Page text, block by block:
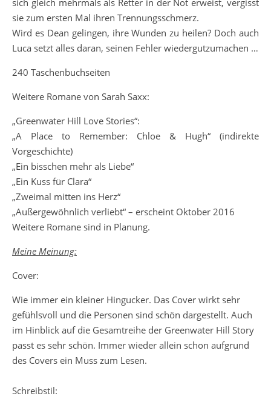
sich gleich mehrmals als Retter in der Not erweist, vergisst
sie zum ersten Mal ihren Trennungsschmerz.
Wird es Dean gelingen, ihre Wunden zu heilen? Doch auch
Luca setzt alles daran, seinen Fehler wiedergutzumachen …
240 Taschenbuchseiten
Weitere Romane von Sarah Saxx:
„Greenwater Hill Love Stories“:
„A Place to Remember: Chloe & Hugh“ (indirekte
Vorgeschichte)
„Ein bisschen mehr als Liebe“
„Ein Kuss für Clara“
„Zweimal mitten ins Herz“
„Außergewöhnlich verliebt“ – erscheint Oktober 2016
Weitere Romane sind in Planung.
Meine Meinung:
Cover:
Wie immer ein kleiner Hingucker. Das Cover wirkt sehr
gefühlsvoll und die Personen sind schön dargestellt. Auch
im Hinblick auf die Gesamtreihe der Greenwater Hill Story
passt es sehr schön. Immer wieder allein schon aufgrund
des Covers ein Muss zum Lesen.
Schreibstil: